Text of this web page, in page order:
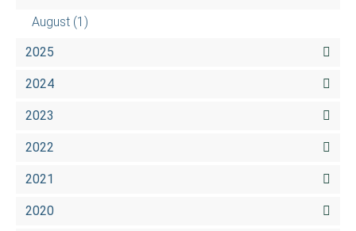
August (1)
2025
2024
2023
2022
2021
2020